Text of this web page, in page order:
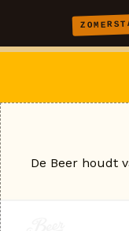
De Beer houdt